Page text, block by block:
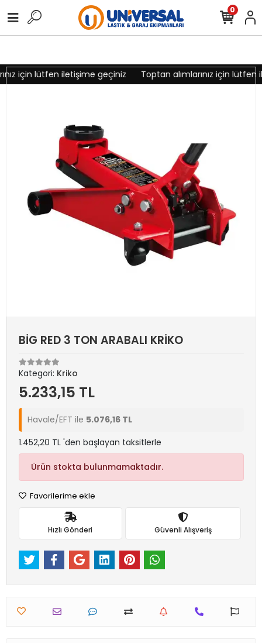
için lütfen iletişime geçiniz Toptan alımlarınız için lütfen
0
BİG RED 3 TON ARABALI KRİKO
Kategori: Kriko
5.233,15 TL
Havale/EFT ile 5.076,16 TL
1.452,20 TL 'den başlayan taksitlerle
Ürün stokta bulunmamaktadır.
Favorilerime ekle
Hızlı Gönderi Güvenli Alışveriş